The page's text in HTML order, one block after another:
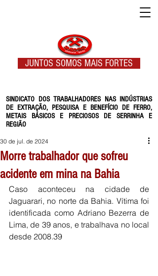
SINDICATO DOS TRABALHADORES NAS INDÚSTRIAS
DE EXTRAÇÃO, PESQUISA E BENEFÍCIO DE FERRO,
METAIS BÁSICOS E PRECIOSOS DE SERRINHA E
REGIÃO
JUNTOS SOMOS MAIS FORTES
Morre trabalhador que sofreu
acidente em mina na Bahia
30 de jul. de 2024
Caso aconteceu na cidade de
Jaguarari, no norte da Bahia. Vítima foi
identificada como Adriano Bezerra de
Lima, de 39 anos, e trabalhava no local
desde 2008.39